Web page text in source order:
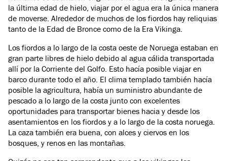
la última edad de hielo, viajar por el agua era la única manera
de moverse. Alrededor de muchos de los fiordos hay reliquias
tanto de la Edad de Bronce como de la Era Vikinga.
Los fiordos a lo largo de la costa oeste de Noruega estaban en
gran parte libres de hielo debido al agua cálida transportada
allí por la Corriente del Golfo. Esto hacía posible viajar en
barco durante todo el año. El clima templado también hacía
posible la agricultura, había un suministro abundante de
pescado a lo largo de la costa junto con excelentes
oportunidades para transportar bienes hacia y desde los
asentamientos en los fiordos y a lo largo de la costa noruega.
La caza también era buena, con alces y ciervos en los
bosques, y renos en las montañas.